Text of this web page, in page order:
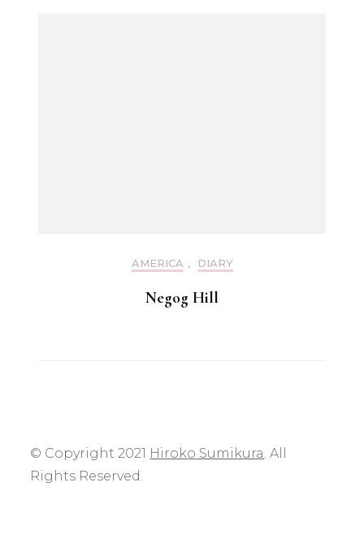
AMERICA , DIARY
Negog Hill
© Copyright 2021 Hiroko Sumikura. All
Rights Reserved.